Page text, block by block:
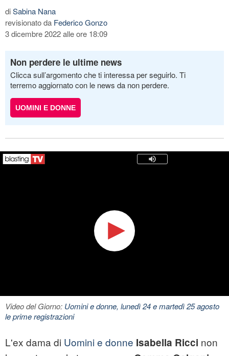
diSabina Nana
revisionato da Federico Gonzo
3 dicembre 2022 alle ore 18:09
Non perdere le ultime news
Clicca sull’argomento che ti interessa per seguirlo. Ti
terremo aggiornato con le news da non perdere.
UOMINI E DONNE
Video del Giorno: Uomini e donne, lunedì 24 e martedì 25 agosto
le prime registrazioni
L'ex dama di Uomini e donne Isabella Ricci non